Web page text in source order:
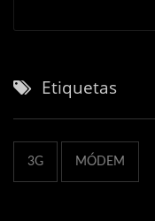
Etiquetas
3G MÓDEM